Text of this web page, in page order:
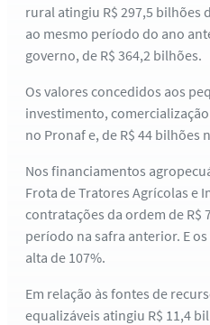
rural atingiu R$ 297,5 bilhões
ao mesmo período do ano
governo, de R$ 364,2 bilhões.
Os valores concedidos aos
investimento,
no Pronaf e, de R$ 44 bilhões
Nos financiamentos
Frota de Tratores Agrícolas e
contratações da ordem de R$
período na safra anterior. E
alta de 107%.
Em relação às fontes de
equalizáveis atingiu R$ 11,4